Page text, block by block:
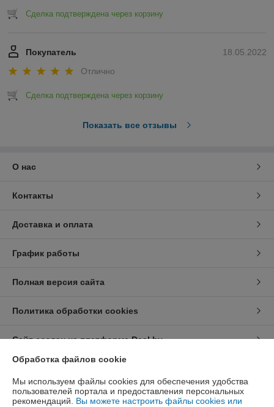
Сделка подтверждена через корзину
18.05.2022
Покупатель
Отлично
Сделка подтверждена через корзину
Показать все отзывы
О нас
Контакты
Доставка и оплата
График работы
Полная версия сайта
Политика обработки cookies
Сайт создан на платформе Deal.by
Информация для покупателя
Юридическое лицо:ООО «Курсдеталь»
Обработка файлов cookie
Мы используем файлы cookies для обеспечения удобства
пользователей портала и предоставления персональных
рекомендаций. Вы можете настроить файлы cookies или